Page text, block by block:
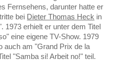
Fernsehens, darunter hatte er
bei Dieter Thomas Heck in
1973 erhielt er unter dem Titel
eine eigene TV-Show. 1979
auch am "Grand Prix de la
"Samba si! Arbeit no!" teil.